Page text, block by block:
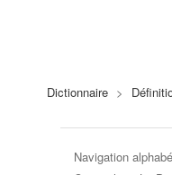
Dictionnaire >
Navigation